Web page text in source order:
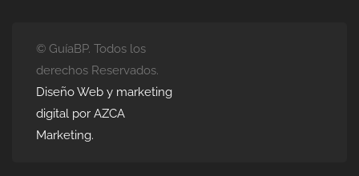
© GuíaBP. Todos los
derechos Reservados.
Diseño Web y marketing
digital por AZCA
Marketing.